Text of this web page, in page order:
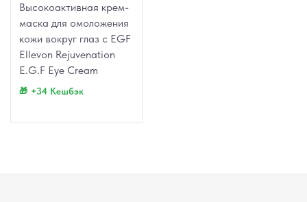
Высокоактивная крем-
маска для омоложения
кожи вокруг глаз с EGF
Ellevon Rejuvenation
E.G.F Eye Cream
+34 Кешбэк